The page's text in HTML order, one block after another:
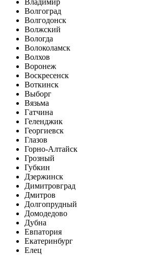
Волгоград
Волгодонск
Волжский
Вологда
Волоколамск
Волхов
Воронеж
Воскресенск
Воткинск
Выборг
Вязьма
Гатчина
Геленджик
Георгиевск
Глазов
Горно-Алтайск
Грозный
Губкин
Дзержинск
Димитровград
Дмитров
Долгопрудный
Домодедово
Дубна
Евпатория
Екатеринбург
Елец